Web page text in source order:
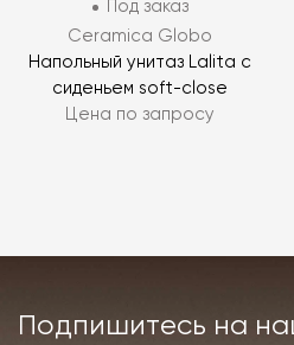
Под заказ
Ceramica Globo
Напольный унитаз Lalita с
сиденьем soft-close
Цена по запросу
Подпишитесь на